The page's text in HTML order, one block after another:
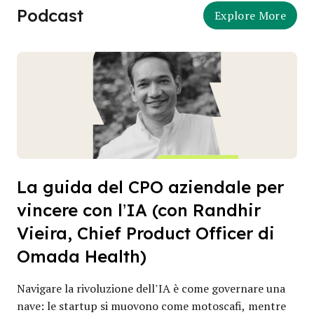
Podcast Explore More
La guida del CPO aziendale per
vincere con l’IA (con Randhir
Vieira, Chief Product Officer di
Omada Health)
Navigare la rivoluzione dell’IA è come governare una
nave: le startup si muovono come motoscafi, mentre